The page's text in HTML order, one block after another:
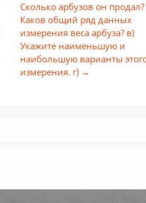
Сколько арбузов он продал?
Каков общий ряд данных
измерения веса арбуза? в)
Укажите наименьшую и
наибольшую варианты
измерения. г) →